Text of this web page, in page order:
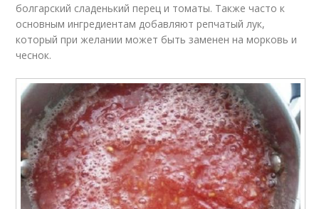
болгарский сладенький перец и томаты. Также часто к
основным ингредиентам добавляют репчатый лук,
который при желании может быть заменен на морковь и
чеснок.